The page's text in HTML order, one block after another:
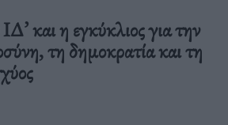
και η εγκύκλιος για την
τη δημοκρατία και τη